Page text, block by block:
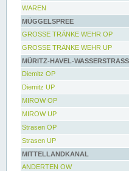
WAREN
MÜGGELSPREE
GROSSE TRÄNKE WEHR OP
GROSSE TRÄNKE WEHR UP
MÜRITZ-HAVEL-
Diemitz OP
Diemitz UP
MIROW OP
MIROW UP
Strasen OP
Strasen UP
MITTELLANDKANAL
ANDERTEN OW